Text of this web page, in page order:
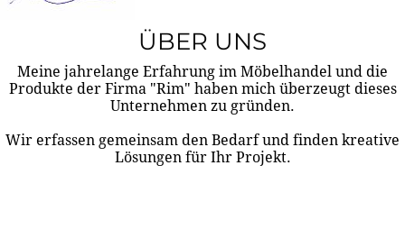
ÜBER UNS
Meine jahrelange Erfahrung im Möbelhandel und die
Produkte der Firma "Rim" haben mich überzeugt dieses
Unternehmen zu gründen.
Wir erfassen gemeinsam den Bedarf und finden kreative
Lösungen für Ihr Projekt.